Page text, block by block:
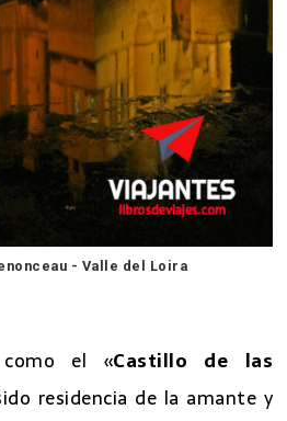
- Valle del Loira
como el «Castillo de las
residencia de la amante y